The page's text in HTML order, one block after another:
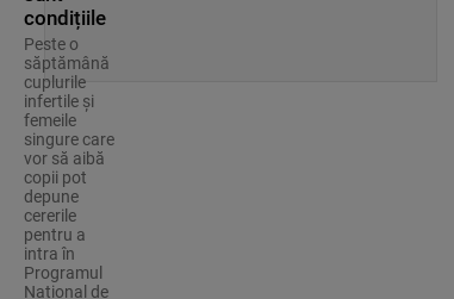
condițiile
Peste o
săptămână
cuplurile
infertile și
femeile
singure care
vor să aibă
copii pot
depune
cererile
pentru a
intra în
Programul
Național de